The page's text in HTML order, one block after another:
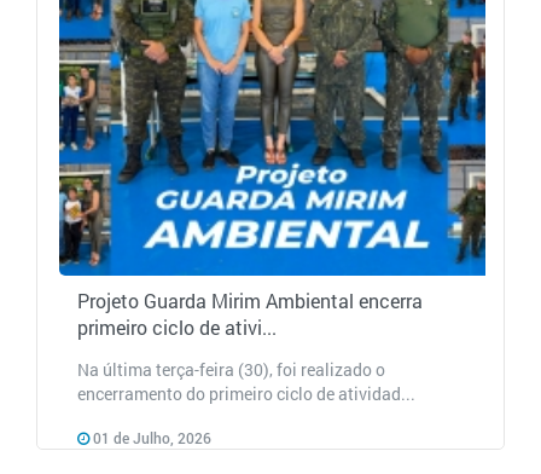
Projeto Guarda Mirim Ambiental encerra
primeiro ciclo de ativi...
Na última terça-feira (30), foi realizado o
encerramento do primeiro ciclo de atividad...
01 de Julho, 2026